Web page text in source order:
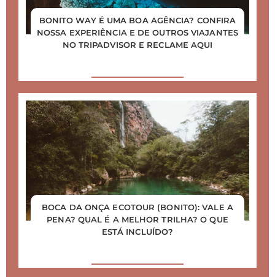
BONITO WAY É UMA BOA AGÊNCIA? CONFIRA
NOSSA EXPERIÊNCIA E DE OUTROS VIAJANTES
NO TRIPADVISOR E RECLAME AQUI
BOCA DA ONÇA ECOTOUR (BONITO): VALE A
PENA? QUAL É A MELHOR TRILHA? O QUE
ESTÁ INCLUÍDO?